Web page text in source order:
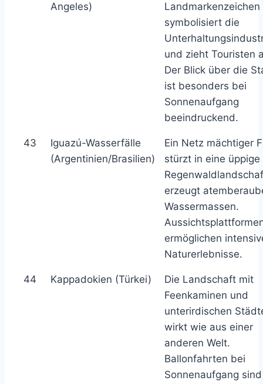
Angeles)
Landmarkenzeichen
symbolisiert die
und zieht Touristen
Der Blick über die
ist besonders bei
Sonnenaufgang
beeindruckend.
43
Iguazú-Wasserfälle
(Argentinien/Brasilien)
Ein Netz mächtiger
stürzt in eine üppige
erzeugt
Wassermassen.
ermöglichen
Naturerlebnisse.
44 Kappadokien (Türkei)
Die Landschaft mit
Feenkaminen und
unterirdischen
wirkt wie aus einer
anderen Welt.
Ballonfahrten bei
Sonnenaufgang